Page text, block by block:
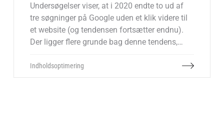
Undersøgelser viser, at i 2020 endte to ud af
tre søgninger på Google uden et klik videre til
et website (og tendensen fortsætter endnu).
Der ligger flere grunde bag denne tendens,
svaret direkte på Google. Dette kan
Indholdsoptimering